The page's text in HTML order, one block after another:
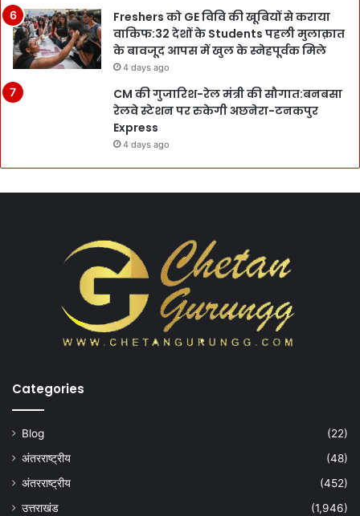
Freshers को GE विवि की खूबियों से कराया
वाकिफ:32 देशों के Students पहली मुलाक़ात
के बावजूद आपस में खुल के स्नेहपूर्वक मिले
4 days ago
CM की गुजारिश-रेल मंत्री की सौगात:बनबसा
रेलवे स्टेशन पर रुकेगी अछनेरा-टनकपुर
Express
4 days ago
Categories
Blog
(22)
अंतरराष्ट्रीय
(48)
अंतरराष्ट्रीय
(452)
उत्तराखंड
(1,946)